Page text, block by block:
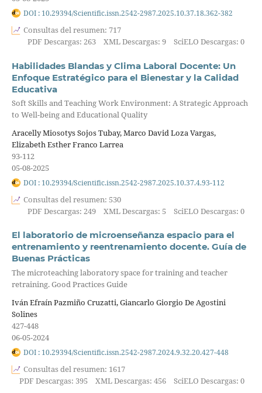
DOI : 10.29394/Scientific.issn.2542-2987.2025.10.37.18.362-382
Consultas del resumen: 717
PDF Descargas: 263
XML Descargas: 9 SciELO Descargas: 0
Habilidades Blandas y Clima Laboral Docente: Un
Enfoque Estratégico para el Bienestar y la Calidad
Educativa
Soft Skills and Teaching Work Environment: A Strategic Approach
to Well-being and Educational Quality
Aracelly Miosotys Sojos Tubay, Marco David Loza Vargas,
Elizabeth Esther Franco Larrea
93-112
05-08-2025
DOI : 10.29394/Scientific.issn.2542-2987.2025.10.37.4.93-112
Consultas del resumen: 530
PDF Descargas: 249
XML Descargas: 5 SciELO Descargas: 0
El laboratorio de microenseñanza espacio para el
entrenamiento y reentrenamiento docente. Guía de
Buenas Prácticas
The microteaching laboratory space for training and teacher
retraining. Good Practices Guide
Iván Efraín Pazmiño Cruzatti, Giancarlo Giorgio De Agostini
Solines
427-448
06-05-2024
DOI : 10.29394/Scientific.issn.2542-2987.2024.9.32.20.427-448
Consultas del resumen: 1617
PDF Descargas: 395
XML Descargas: 456 SciELO Descargas: 0